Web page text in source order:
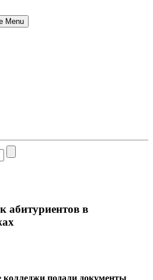
Menu
абитуриентов в
колледжи подали документы